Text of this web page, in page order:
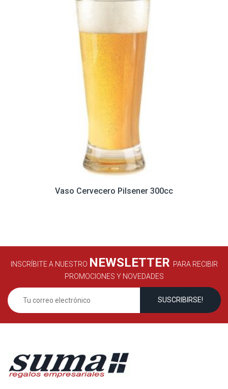
Vaso Cervecero Pilsener 300cc
INSCRÍBITE A NUESTRO NEWSLETTER PARA RECIBIR
PROMOCIONES Y NOVEDADES